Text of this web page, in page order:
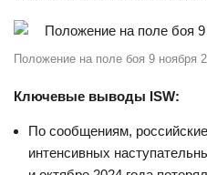
Положение на поле боя 9 ноября
Ключевые выводы ISW:
По сообщениям,
интенсивных